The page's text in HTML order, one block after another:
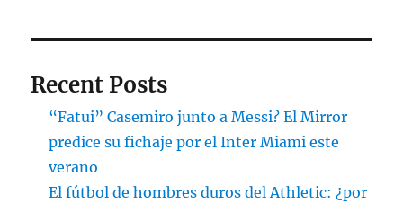
Recent Posts
“Fatui” Casemiro junto a Messi? El Mirror
predice su fichaje por el Inter Miami este
verano
El fútbol de hombres duros del Athletic: ¿por